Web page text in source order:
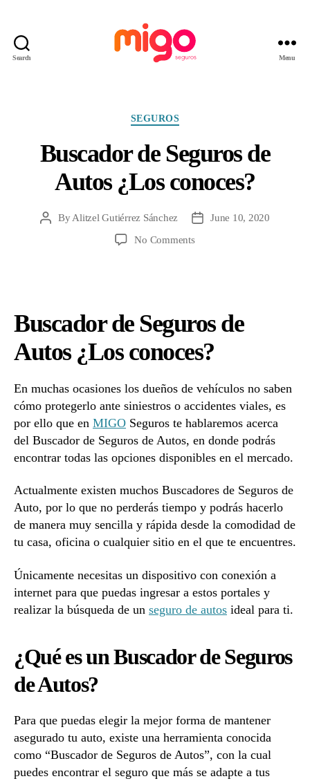
Search Menu
Categories
SEGUROS
Buscador de Seguros de
Autos ¿Los conoces?
PostByAlitzel Gutiérrez Sánchez
PostJune 10, 2020
No Commentson
¿Los
conoces?
Buscador de Seguros de
Autos ¿Los conoces?
En muchas ocasiones los dueños de vehículos no saben
cómo protegerlo ante siniestros o accidentes viales, es
por ello que en MIGO Seguros te hablaremos acerca
del Buscador de Seguros de Autos, en donde podrás
encontrar todas las opciones disponibles en el mercado.
Actualmente existen muchos Buscadores de Seguros de
Auto, por lo que no perderás tiempo y podrás hacerlo
de manera muy sencilla y rápida desde la comodidad de
tu casa, oficina o cualquier sitio en el que te encuentres.
Únicamente necesitas un dispositivo con conexión a
internet para que puedas ingresar a estos portales y
realizar la búsqueda de un seguro de autos ideal para ti.
¿Qué es un Buscador de Seguros
de Autos?
Para que puedas elegir la mejor forma de mantener
asegurado tu auto, existe una herramienta conocida
como “Buscador de Seguros de Autos”, con la cual
puedes encontrar el seguro que más se adapte a tus